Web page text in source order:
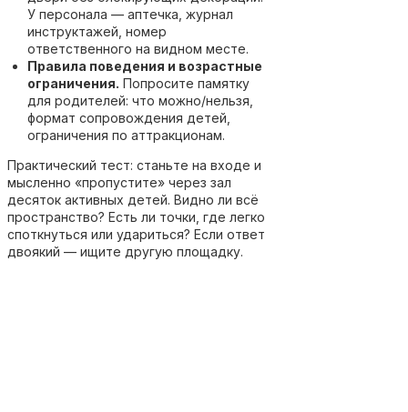
У персонала — аптечка, журнал
инструктажей, номер
ответственного на видном месте.
Правила поведения и возрастные
ограничения. Попросите памятку
для родителей: что можно/нельзя,
формат сопровождения детей,
ограничения по аттракционам.
Практический тест: станьте на входе и
мысленно «пропустите» через зал
десяток активных детей. Видно ли всё
пространство? Есть ли точки, где легко
споткнуться или удариться? Если ответ
двоякий — ищите другую площадку.